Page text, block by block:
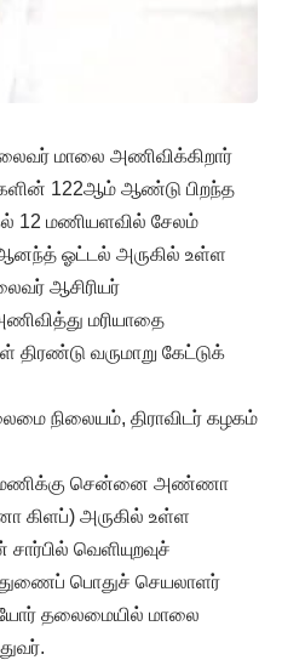
மாலை அணிவிக்கிறார்
122ஆம் ஆண்டு பிறந்த
12 மணியளவில் சேலம்
ஓட்டல் அருகில் உள்ள
ஆசிரியர்
மரியாதை
திரண்டு வருமாறு கேட்டுக்
நிலையம், திராவிடர் கழகம்
மணிக்கு சென்னை அண்ணா
கிளப்) அருகில் உள்ள
வெளியுறவுச்
பொதுச் செயலாளர்
தலைமையில் மாலை